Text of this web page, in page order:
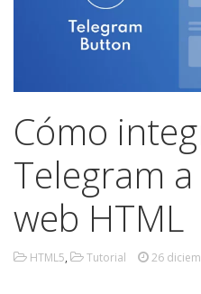
Cómo
Telegram
web HTML
HTML5, Tutorial 26